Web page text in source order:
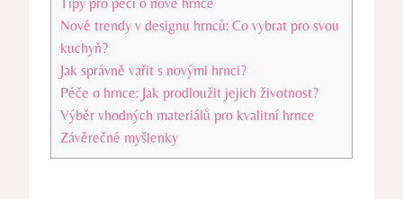
Nové trendy v designu hrnců: Co vybrat pro svou
kuchyň?
Jak správně vařit s novými hrnci?
Péče o hrnce: Jak prodloužit jejich životnost?
Výběr vhodných materiálů pro kvalitní hrnce
Závěrečné myšlenky